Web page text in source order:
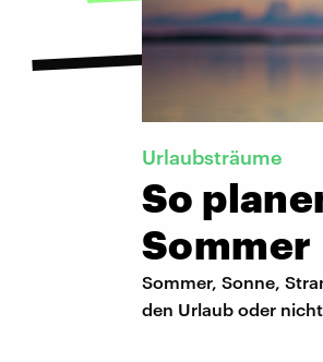
Urlaubsträume
So
Sommer
Sommer, Sonne,
den Urlaub oder